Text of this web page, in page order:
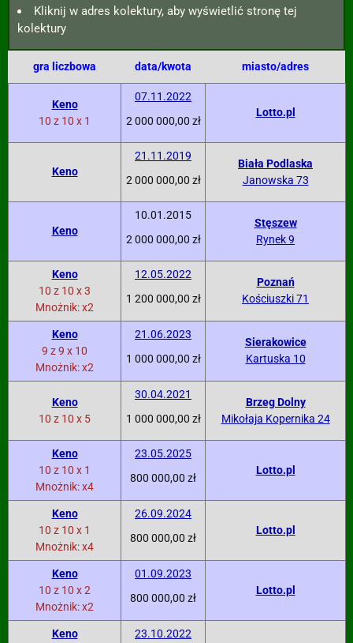
Kliknij w adres kolektury, aby wyświetlić stronę tej
kolektury
gra liczbowa data/kwota miasto/adres
Keno
10 z 10 x 1
07.11.2022
2 000 000,00 zł
Lotto.pl
Keno
21.11.2019
2 000 000,00 zł
Biała Podlaska
Janowska 73
Keno
10.01.2015
2 000 000,00 zł
Stęszew
Rynek 9
Keno
10 z 10 x 3
Mnożnik: x2
12.05.2022
1 200 000,00 zł
Poznań
Kościuszki 71
Keno
9 z 9 x 10
Mnożnik: x2
21.06.2023
1 000 000,00 zł
Sierakowice
Kartuska 10
Keno
10 z 10 x 5
30.04.2021
1 000 000,00 zł
Brzeg Dolny
Mikołaja Kopernika 24
Keno
10 z 10 x 1
Mnożnik: x4
23.05.2025
800 000,00 zł
Lotto.pl
Keno
10 z 10 x 1
Mnożnik: x4
26.09.2024
800 000,00 zł
Lotto.pl
Keno
10 z 10 x 2
Mnożnik: x2
01.09.2023
800 000,00 zł
Lotto.pl
Keno
23.10.2022